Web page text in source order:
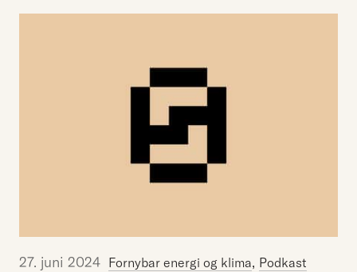
27. juni 2024 Fornybar energi og klima, Podkast